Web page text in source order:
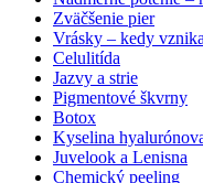
Zväčšenie pier
Vrásky – kedy
Celulitída
Jazvy a strie
Pigmentové škvrny
Botox
Kyselina
Juvelook a Lenisna
Chemický peeling